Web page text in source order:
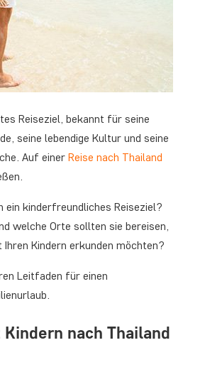
Reiseziel, bekannt für seine
seine lebendige Kultur und seine
Auf einer Reise nach Thailand
ein kinderfreundliches Reiseziel?
welche Orte sollten sie bereisen,
Kindern erkunden möchten?
Leitfaden für einen
nach Thailand